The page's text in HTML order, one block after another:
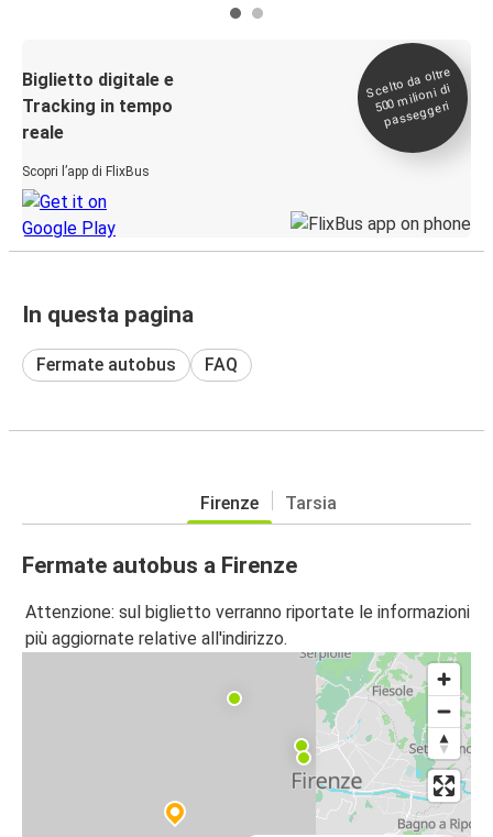
Biglietto digitale e
Tracking in tempo
reale
Scopri l’app di FlixBus
Scelto da oltre
500
milioni di
passeggeri
In questa pagina
Fermate autobus FAQ
Firenze Tarsia
Fermate autobus a Firenze
Attenzione: sul biglietto verranno riportate le informazioni
più aggiornate relative all'indirizzo.